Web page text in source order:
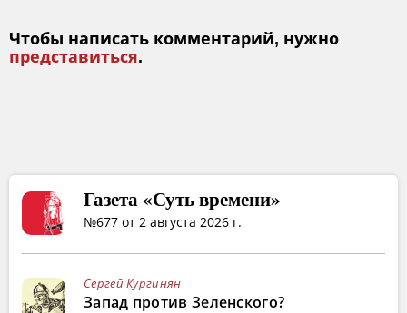
Чтобы написать комментарий, нужно
представиться.
Газета «Суть времени»
№677 от 2 августа 2026 г.
Сергей Кургинян
Запад против Зеленского?